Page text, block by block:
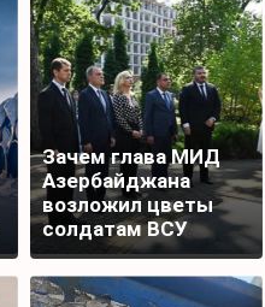
Зачем глава МИД
Азербайджана
возложил цветы
солдатам ВСУ